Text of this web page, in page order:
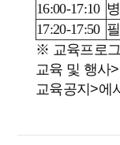
16:00-17:10
17:20-17:50
※ 교육프로
교육 및 행
교육공지>에